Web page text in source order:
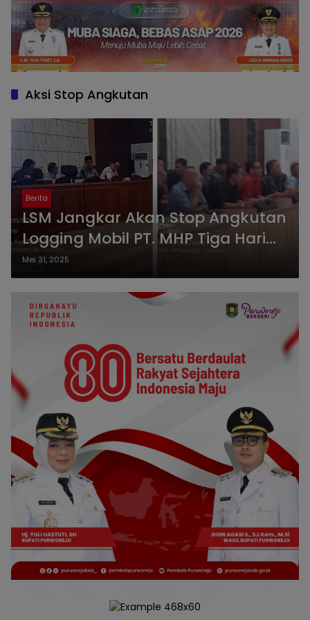
Aksi Stop Angkutan
Berita
LSM Jangkar Akan Stop Angkutan
Logging Mobil PT. MHP Tiga Hari
Berturut-turut
Mei 31, 2025